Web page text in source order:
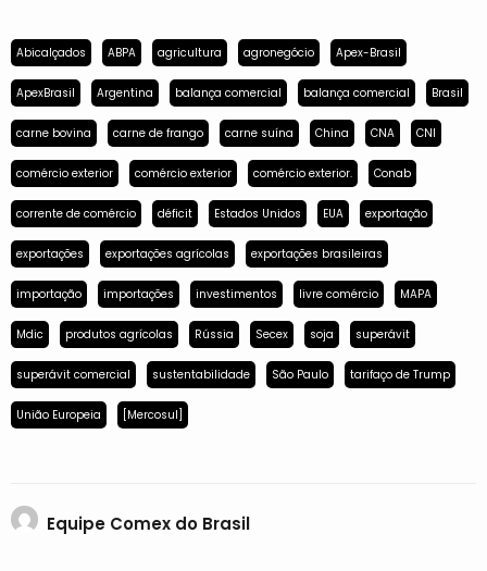
Abicalçados ABPA agricultura agronegócio Apex-Brasil
ApexBrasil Argentina balança comercial balança comercial Brasil
carne bovina carne de frango carne suína China CNA CNI
comércio exterior comércio exterior comércio exterior. Conab
corrente de comércio déficit Estados Unidos EUA exportação
exportações exportações agrícolas exportações brasileiras
importação importações investimentos livre comércio MAPA
Mdic produtos agrícolas Rússia Secex soja superávit
superávit comercial sustentabilidade São Paulo tarifaço de Trump
União Europeia [Mercosul]
Equipe Comex do Brasil